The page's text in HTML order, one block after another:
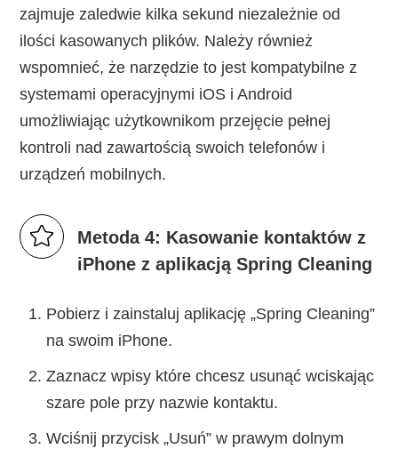
zajmuje zaledwie kilka sekund niezależnie od
ilości kasowanych plików. Należy również
wspomnieć, że narzędzie to jest kompatybilne z
systemami operacyjnymi iOS i Android
umożliwiając użytkownikom przejęcie pełnej
kontroli nad zawartością swoich telefonów i
urządzeń mobilnych.
Metoda 4: Kasowanie kontaktów z
iPhone z aplikacją Spring Cleaning
Pobierz i zainstaluj aplikację „Spring Cleaning”
na swoim iPhone.
Zaznacz wpisy które chcesz usunąć wciskając
szare pole przy nazwie kontaktu.
Wciśnij przycisk „Usuń” w prawym dolnym